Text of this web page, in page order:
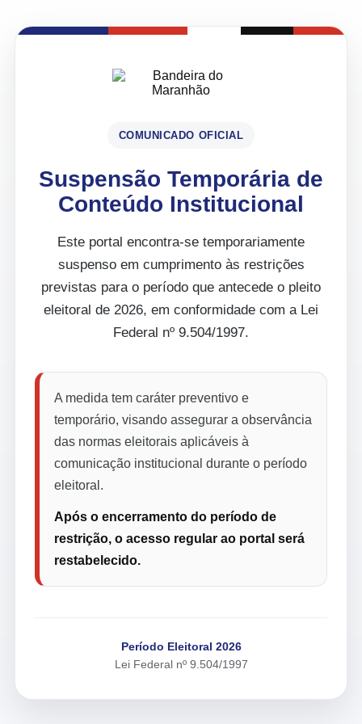
COMUNICADO OFICIAL
Suspensão Temporária de
Conteúdo Institucional
Este portal encontra-se temporariamente
suspenso em cumprimento às restrições
previstas para o período que antecede o pleito
eleitoral de 2026, em conformidade com a Lei
Federal nº 9.504/1997.
A medida tem caráter preventivo e
temporário, visando assegurar a observância
das normas eleitorais aplicáveis à
comunicação institucional durante o período
eleitoral.
Após o encerramento do período de
restrição, o acesso regular ao portal será
restabelecido.
Período Eleitoral 2026
Lei Federal nº 9.504/1997